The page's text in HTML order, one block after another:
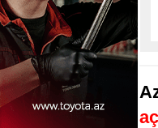
– Mütəxəssisdən